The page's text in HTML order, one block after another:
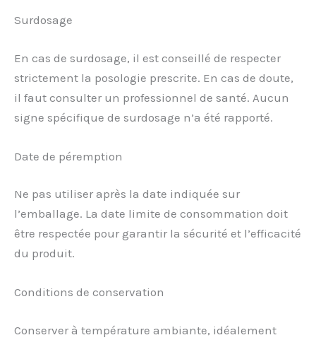
Surdosage
En cas de surdosage, il est conseillé de respecter
strictement la posologie prescrite. En cas de doute,
il faut consulter un professionnel de santé. Aucun
signe spécifique de surdosage n’a été rapporté.
Date de péremption
Ne pas utiliser après la date indiquée sur
l’emballage. La date limite de consommation doit
être respectée pour garantir la sécurité et l’efficacité
du produit.
Conditions de conservation
Conserver à température ambiante, idéalement